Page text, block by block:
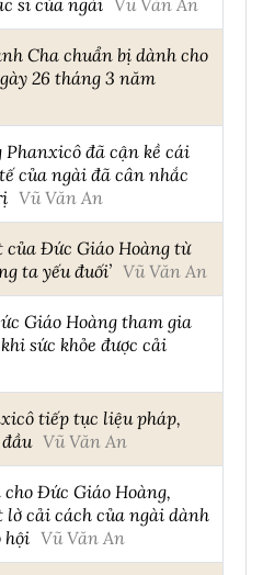
Cha chuẩn bị dành cho
26 tháng 3 năm
đã cận kề cái
của ngài đã cân nhắc
Vũ Văn An
của Đức Giáo Hoàng từ
ta yếu đuối’ Vũ Văn An
Giáo Hoàng tham gia
sức khỏe được cải
tiếp tục liệu pháp,
Vũ Văn An
Đức Giáo Hoàng,
lờ cải cách của ngài dành
hội Vũ Văn An